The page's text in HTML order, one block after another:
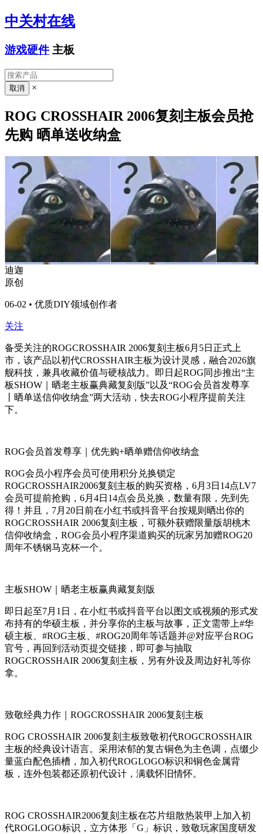
中关村在线
游戏硬件 主板
×
ROG CROSSHAIR 2006复刻主板会员抢
先购 晒单送收纳盒
迪迦
原创
06-02 • 优质DIY领域创作者
关注
备受关注的ROGCROSSHAIR 2006复刻主板6月5日正式上
市，该产品以初代CROSSHAIR主板为设计灵感，融合2026旗
舰科技，兼具收藏价值与硬核战力。即日起ROG同步推出“主
板SHOW｜晒老主板赢典藏复刻版”以及“ROG会员首发尊享
丨晒单送信仰收纳盒”两大活动，快去ROG小程序提前关注
下。
ROG会员首发尊享｜优先购+晒单赠信仰收纳盒
ROG会员小程序会员可使用积分兑换锁定
ROGCROSSHAIR2006复刻主板的购买资格，6月3日14点LV7
会员可提前抢购，6月4日14点会员兑换，数量有限，先到先
得！并且，7月20日前在小红书或抖音平台按规则晒出你的
ROGCROSSHAIR 2006复刻主板，可额外获赠限量版胡桃木
信仰收纳盒，ROG会员小程序渠道购买的玩家另加赠ROG20
周年不锈钢马克杯一个。
主板SHOW｜晒老主板赢典藏复刻版
即日起至7月1日，在小红书或抖音平台以图文或视频的形式发
布持有的华硕主板，并分享你的主板与故事，正文需带上#华
硕主板、#ROG主板、#ROG20周年等话题并@对应平台ROG
官号，再回到活动页提交链接，即可参与抽取
ROGCROSSHAIR 2006复刻主板，另有外设及周边好礼等你
拿。
致敬经典力作｜ROGCROSSHAIR 2006复刻主板
ROG CROSSHAIR 2006复刻主板致敬初代ROGCROSSHAIR
主板的经典设计语言。采用浓郁的复古铜色为主色调，点缀少
量蓝白配色插槽，加入初代ROGLOGO标识和铜色金属背
板，连外包装都还原初代设计，满载怀旧情怀。
ROG CROSSHAIR2006复刻主板在芯片组散热装甲上加入初
代ROGLOGO标识，立方体形「G」标识，致敬玩家国度研发